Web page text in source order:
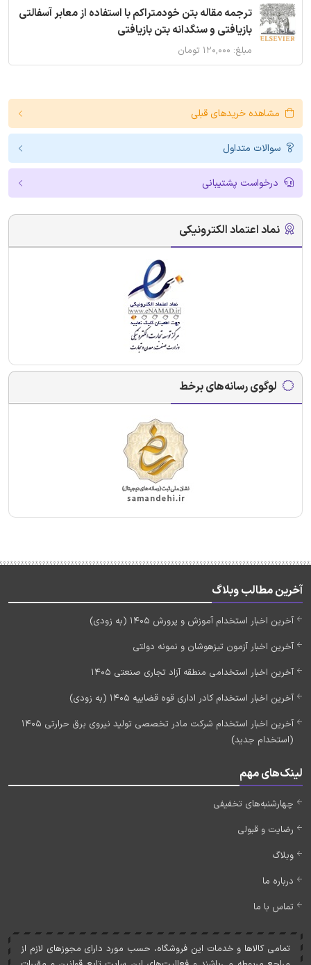
ترجمه مقاله بتن خودمتراکم با استفاده از معابر آسفالتی
بازیافتی و سنگدانه بتن بازیافتی
مبلغ: ۱۲۰,۰۰۰ تومان
مشاهده خریدهای قبلی
سوالات متداول
درخواست پشتیبانی
نماد اعتماد الکترونیکی
لوگوی رسانه‌های برخط
آخرین مطالب وبلاگ
آخرین اخبار استخدام آموزش و پرورش 1405 (به زودی)
آخرین اخبار آزمون تیزهوشان و نمونه دولتی
آخرین اخبار استخدامی منطقه آزاد تجاری صنعتی 1405
آخرین اخبار استخدام کادر اداری قوه قضاییه 1405 (به زودی)
آخرین اخبار استخدام شرکت مادر تخصصی تولید نیروی برق حرارتی 1405
(استخدام جدید)
لینک‌های مهم
چهارشنبه‌های تخفیفی
رضایت و قبولی
وبلاگ
درباره ما
تماس با ما
تمامی کالاها و خدمات اين فروشگاه، حسب مورد دارای مجوزهای لازم از